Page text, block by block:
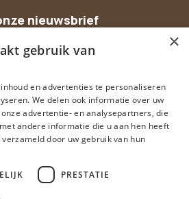
nieuwsbrief
Abonneer
×
gebruik van
en advertenties te personaliseren
We delen ook informatie over uw
advertentie- en analysepartners, die
andere informatie die u aan hen heeft
door uw gebruik van hun
PRESTATIE